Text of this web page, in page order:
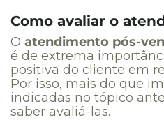
Como avaliar o
O atendimento pós-
é de extrema
positiva do cliente em
Por isso, mais do que
indicadas no tópico
saber avaliá-las.